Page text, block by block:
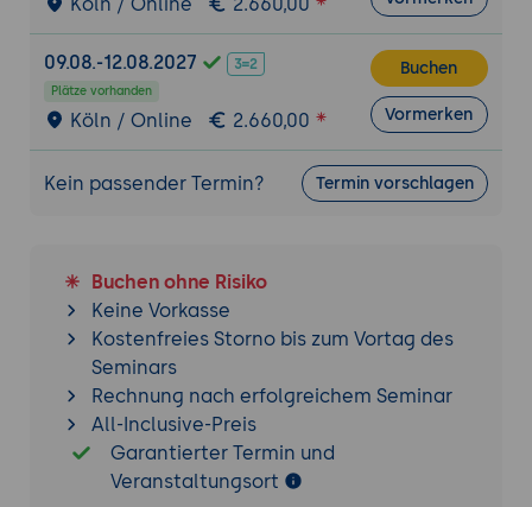
09.08.-12.08.2027
Plätze vorhanden
Köln / Online 2.660,00
Buchen
Vormerken
Kein passender Termin? Termin vorschlagen
Buchen ohne Risiko
Keine Vorkasse
Kostenfreies Storno bis zum Vortag des
Seminars
Rechnung nach erfolgreichem Seminar
All-Inclusive-Preis
Garantierter Termin und
Veranstaltungsort